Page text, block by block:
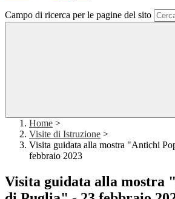
Campo di ricerca per le pagine del sito
Home >
Visite di Istruzione >
Visita guidata alla mostra "Antichi
febbraio 2023
Visita guidata alla mostra